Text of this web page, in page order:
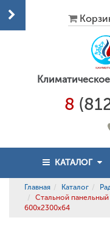
8
КАТАЛОГ
Главная Каталог
Стальной
600x2300x64